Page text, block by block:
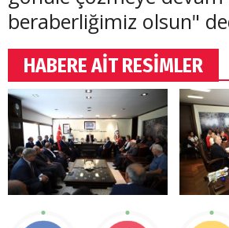
beraberliğimiz olsun"
HABERE AİT RESİMLER